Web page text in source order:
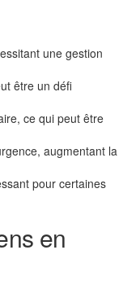
une gestion
être un défi
ce qui peut être
augmentant la
pour certaines
en